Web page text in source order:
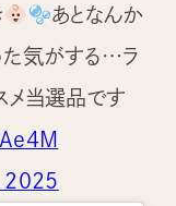
あとなんか
た気がする…ラ
メ当選品です
2025